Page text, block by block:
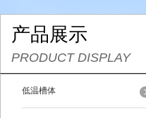
产品展示
PRODUCT DISPLAY
低温槽体